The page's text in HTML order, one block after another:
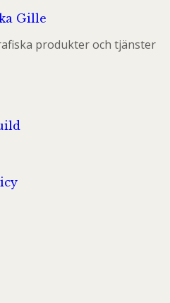
Gille
produkter och tjänster